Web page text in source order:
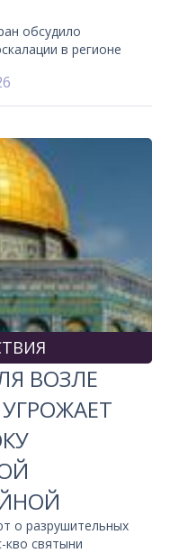
обсудило
в регионе
ВОЗЛЕ
о разрушительных
кво святыни